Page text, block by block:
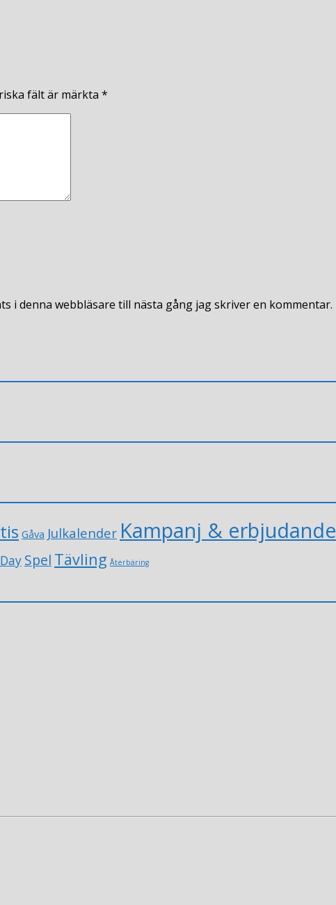
fält är märkta *
i denna webbläsare till nästa gång jag skriver en kommentar.
Gåva Julkalender Kampanj & erbjudande
Spel Tävling Återbäring